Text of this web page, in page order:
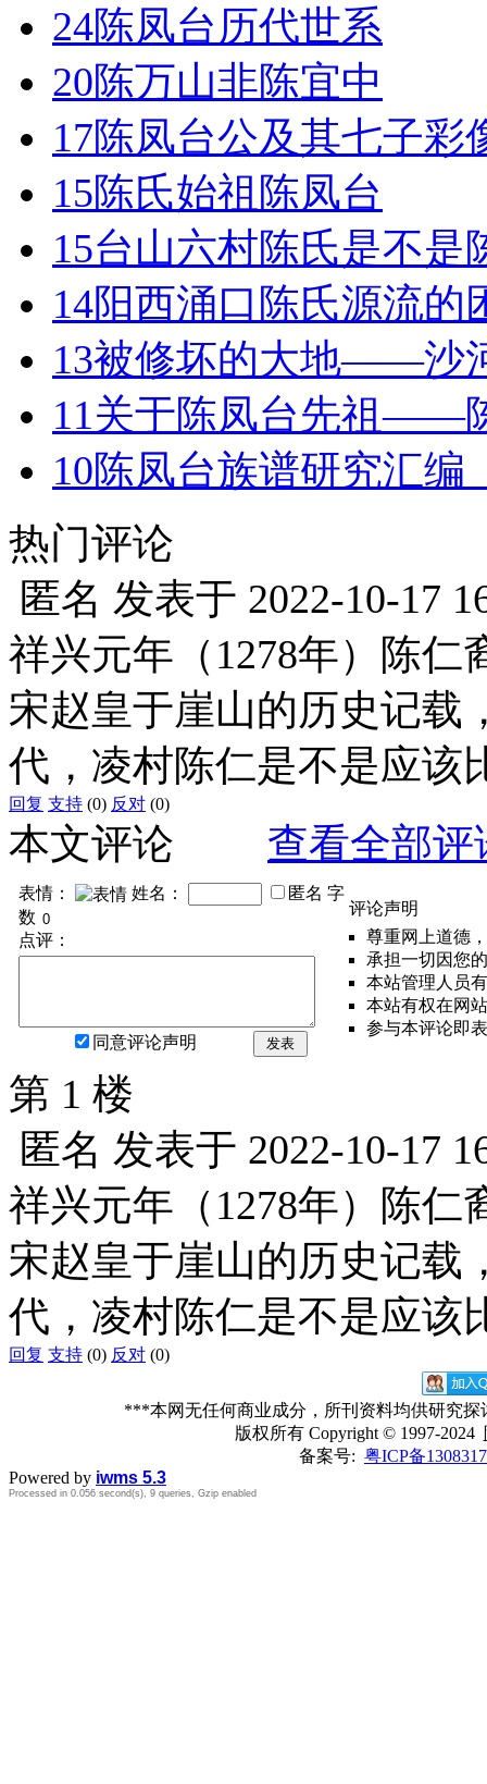
24陈凤台历代世系
20陈万山非陈宜中
17陈凤台公及其七子彩
15陈氏始祖陈凤台
15台山六村陈氏是不是
14阳西涌口陈氏源流的
13被修坏的大地——沙
11关于陈凤台先祖——
10陈凤台族谱研究汇编
热门评论
匿名 发表于 2022-10-17
祥兴元年（1278年）陈
宋赵皇于崖山的历史记载
代，凌村陈仁是不是应该
回复 支持 (0) 反对 (0)
本文评论 查看全部评
表情： 姓名： 匿名 字
数
点评：
同意评论声明 发表
评论声明
尊重网上道德
承担一切因您
本站管理人员
本站有权在网
参与本评论即
第 1 楼
匿名 发表于 2022-10-17
祥兴元年（1278年）陈
宋赵皇于崖山的历史记载
代，凌村陈仁是不是应该
回复 支持 (0) 反对 (0)
***本网无任何商业成分，所刊资料均供研究
版权所有 Copyright © 1997-2024
备案号: 粤ICP备
Powered by iwms 5.3
Processed in 0.056 second(s), 9 queries, Gzip enabled